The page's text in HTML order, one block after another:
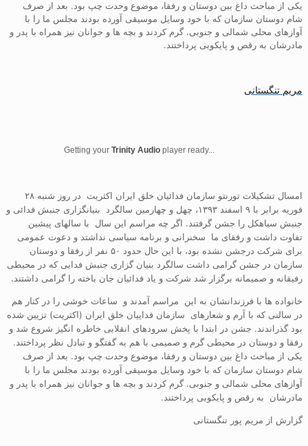
یکی از مباحث داغ بین دوستان و رفقا، موضوع وحدت چپ بود. بعد از صرف
شام دوستان سازمان که با خود وسایل موسیقی آورده بودند مجلس ما را با
آوازهای محلی شمالی و جنوبی. گرم کردند و بچه ها و جوانان نیز همراه با پدر و
مادرشان به رقص و پایکوبی پرداختند.
مریم تنگستانی
Getting yourTrinity Audio player ready...
امسال تشکیلات تورنتو سازمان فدائیان خلق ایران اکثریت در روز شنبه ۲۸
فوریه برابر با ۹ اسفند ۱۳۹۳، چهل و چهارمین سالگرد بنیانگزاری جنبش فدائی و
جنبش سیاهکل را جشن گرفتند. اگر چه مراسم این سال با سالهای پیشین
تفاوت داشت و رفقای ما سخنرانی و برنامه سیاسی نداشتد و دعوت عمومی
برای شرکت درجشن نشدە بود، با این حال حدود ۵۰ نفر از رفقا و دوستان
سازمان در جشن گرامی داشت سالگرد بنیان گزاری جنبش فدایی کە در محیطی
رفیقانە و صمیمانە برگزار شد شرکت و یاد فدائیان جان باختە را گرامی داشتند.
خانواده ها با فرزندانشان به این مراسم آمدند و ساعات خوشی را در کنار هم
در سالنی کە با آرم و شعارهای سازمان فداییان خلق ایران (اکثریت) تزیین شدە
بود گذراندند. جشن در ابتدا با پخش سرودهای انقلابی خاطره انگیز شروع شد و
رفقا و دوستان در محیطی گرم و صمیمی با هم به گفتگو و تبادل نظر پرداختند.
یکی از مباحث داغ بین دوستان و رفقا، موضوع وحدت چپ بود. بعد از صرف
شام دوستان سازمان که با خود وسایل موسیقی آورده بودند مجلس ما را با
آوازهای محلی شمالی و جنوبی. گرم کردند و بچه ها و جوانان نیز همراه با پدر و
مادرشان به رقص و پایکوبی پرداختند.
گزارش از مریم پور تنگستانی